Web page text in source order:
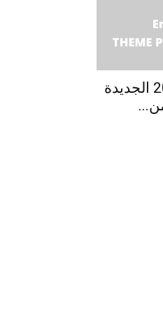
فولكس واغن غولف آر 2021 الجديدة